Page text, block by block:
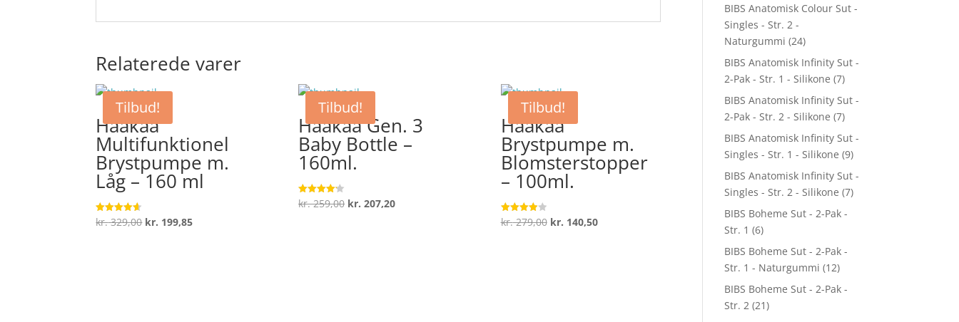
Relaterede varer
Tilbud!
Haakaa
Multifunktionel
Brystpumpe m.
Låg – 160 ml
Vurderet
4.6
kr.329,00 Den
kr. 199,85Den
Tilbud!
Haakaa Gen. 3
Baby Bottle –
160ml.
Vurderet
4.2
kr.259,00 Den
kr. 207,20Den
Tilbud!
Haakaa
Brystpumpe m.
Blomsterstopper
– 100ml.
Vurderet
4
kr.279,00 Den
kr. 140,50Den
BIBS Anatomisk Colour Sut -
Singles - Str. 2 -
Naturgummi (24)
BIBS Anatomisk Infinity Sut -
2-Pak - Str. 1 - Silikone (7)
BIBS Anatomisk Infinity Sut -
2-Pak - Str. 2 - Silikone (7)
BIBS Anatomisk Infinity Sut -
Singles - Str. 1 - Silikone (9)
BIBS Anatomisk Infinity Sut -
Singles - Str. 2 - Silikone (7)
BIBS Boheme Sut - 2-Pak -
Str. 1 (6)
BIBS Boheme Sut - 2-Pak -
Str. 1 - Naturgummi (12)
BIBS Boheme Sut - 2-Pak -
Str. 2 (21)